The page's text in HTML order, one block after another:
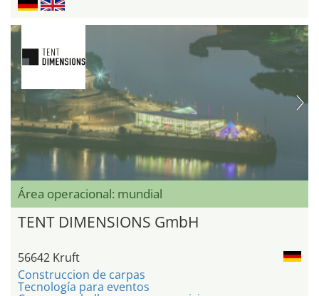
Área operacional: mundial
TENT DIMENSIONS GmbH
56642 Kruft
Construccion de carpas
Tecnología para eventos